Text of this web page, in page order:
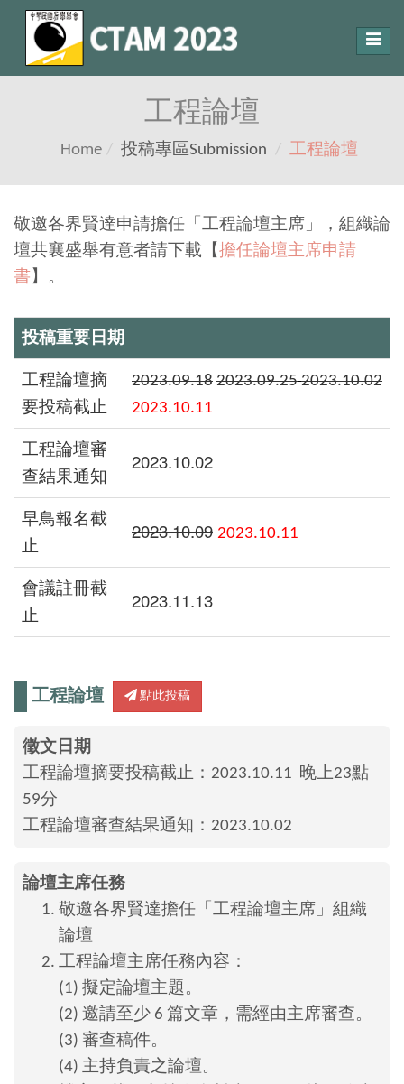
工程論壇
Home 投稿專區Submission 工程論壇
敬邀各界賢達申請擔任「工程論壇主席」，組織論
壇共襄盛舉有意者請下載【擔任論壇主席申請
書】。
投稿重要日期
工程論壇摘
要投稿截止
2023.09.18 2023.09.25 2023.10.02
2023.10.11
工程論壇審
查結果通知
2023.10.02
早鳥報名截
止
2023.10.09 2023.10.11
會議註冊截
止
2023.11.13
工程論壇 點此投稿
徵文日期
工程論壇摘要投稿截止：2023.10.11 晚上23點
59分
工程論壇審查結果通知：2023.10.02
論壇主席任務
敬邀各界賢達擔任「工程論壇主席」組織
論壇
工程論壇主席任務內容：
(1) 擬定論壇主題。
(2) 邀請至少 6 篇文章，需經由主席審查。
(3) 審查稿件。
(4) 主持負責之論壇。